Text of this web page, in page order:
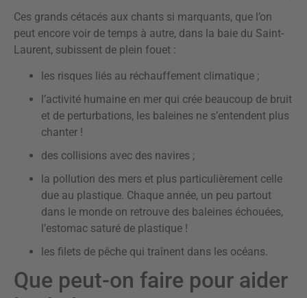
Ces grands cétacés aux chants si marquants, que l’on
peut encore voir de temps à autre, dans la baie du Saint-
Laurent, subissent de plein fouet :
les risques liés au réchauffement climatique ;
l’activité humaine en mer qui crée beaucoup de bruit
et de perturbations, les baleines ne s’entendent plus
chanter !
des collisions avec des navires ;
la pollution des mers et plus particulièrement celle
due au plastique. Chaque année, un peu partout
dans le monde on retrouve des baleines échouées,
l’estomac saturé de plastique !
les filets de pêche qui traînent dans les océans.
Que peut-on faire pour aider